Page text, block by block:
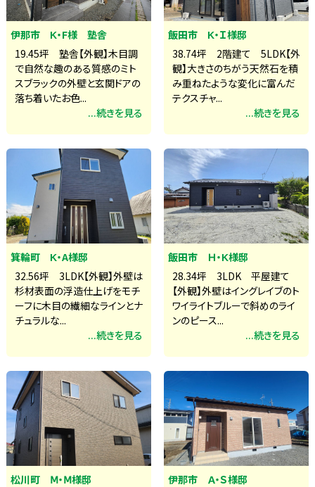
伊那市 K・F様 塾舎
19.45坪 塾舎【外観】木目調
で自然な趣のある質感のミト
スブラックの外壁と玄関ドアの
落ち着いたお色...
...続きを見る
飯田市 K・Ｉ様邸
38.74坪 2階建て 5LDK【外
観】大きさのちがう天然石を積
み重ねたような変化に富んだ
テクスチャ...
...続きを見る
箕輪町 K・A様邸
32.56坪 3LDK【外観】外壁は
杉材表面の浮造仕上げをモチ
ーフに木目の繊細なラインとナ
チュラルな...
...続きを見る
飯田市 Ｈ・K様邸
28.34坪 3LDK 平屋建て
【外観】外壁はイングレイブのト
ワイライトブルーで斜めのライ
ンのピース...
...続きを見る
松川町 Ⅿ・Ⅿ様邸
伊那市 Ａ・Ｓ様邸